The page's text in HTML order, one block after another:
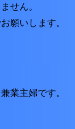
せん。
願いします。
業主婦です。